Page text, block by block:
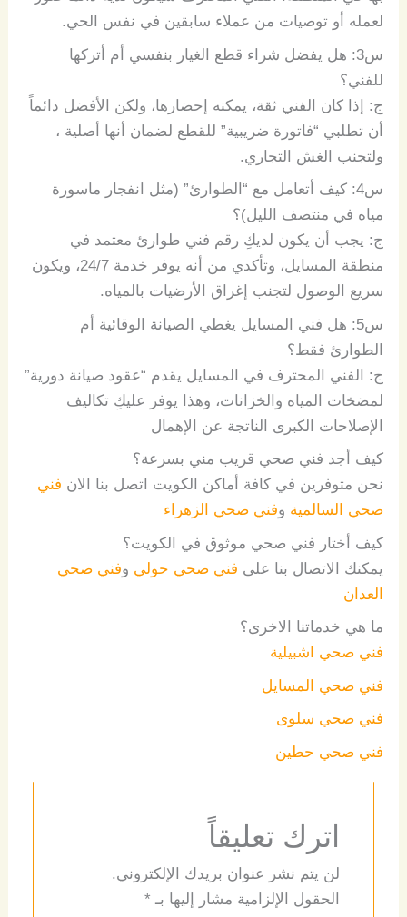
لعمله أو توصيات من عملاء سابقين في نفس الحي.
س3: هل يفضل شراء قطع الغيار بنفسي أم أتركها
للفني؟
ج: إذا كان الفني ثقة، يمكنه إحضارها، ولكن الأفضل دائماً
أن تطلبي “فاتورة ضريبية” للقطع لضمان أنها أصلية ،
ولتجنب الغش التجاري.
س4: كيف أتعامل مع “الطوارئ” (مثل انفجار ماسورة
مياه في منتصف الليل)؟
ج: يجب أن يكون لديكِ رقم فني طوارئ معتمد في
منطقة المسايل، وتأكدي من أنه يوفر خدمة
24/7
، ويكون
سريع الوصول لتجنب إغراق الأرضيات بالمياه.
س5: هل فني المسايل يغطي الصيانة الوقائية أم
الطوارئ فقط؟
ج: الفني المحترف في المسايل يقدم “عقود صيانة دورية”
لمضخات المياه والخزانات، وهذا يوفر عليكِ تكاليف
الإصلاحات الكبرى الناتجة عن الإهمال
كيف أجد فني صحي قريب مني بسرعة؟
نحن متوفرين في كافة أماكن الكويت اتصل بنا الان فني
صحي السالمية وفني صحي الزهراء
كيف أختار فني صحي موثوق في الكويت؟
يمكنك الاتصال بنا على فني صحي حولي وفني صحي
العدان
ما هي خدماتنا الاخرى؟
فني صحي اشبيلية
فني صحي المسايل
فني صحي سلوى
فني صحي حطين
اترك تعليقاً
لن يتم نشر عنوان بريدك الإلكتروني.
الحقول الإلزامية مشار إليها بـ *